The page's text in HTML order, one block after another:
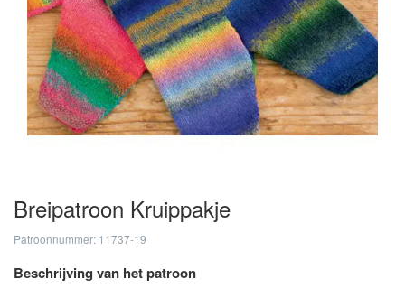
Breipatroon Kruippakje
Patroonnummer: 11737-19
Beschrijving van het patroon